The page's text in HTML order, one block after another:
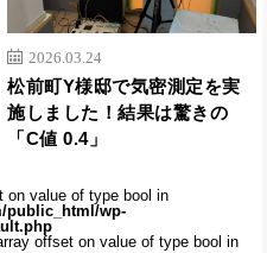
2026.03.24
松前町Y様邸で気密測定を実
施しました！結果は驚きの
「C値 0.4」
on value of type bool in
public_html/wp-
offset on value of type bool in